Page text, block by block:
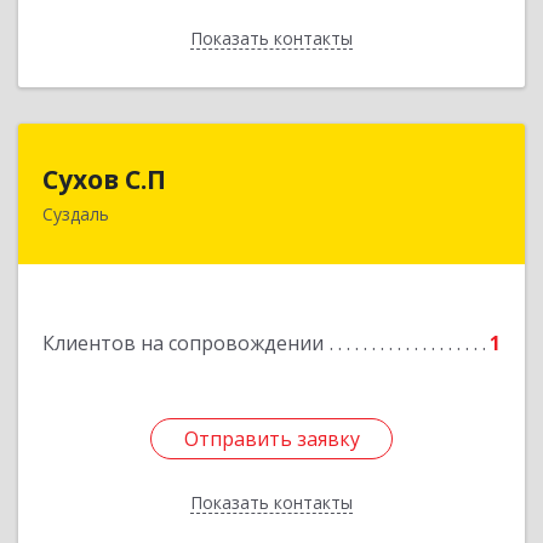
Показать контакты
Назад
Сухов С.П
Суздаль
Клиентов на сопровождении 1
Отправить заявку
Показать контакты
Отправить заявку
Назад